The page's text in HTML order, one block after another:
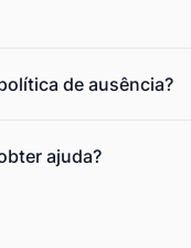
de ausência?
ajuda?